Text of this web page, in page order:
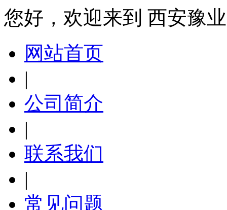
您好，欢迎来到 西安豫
网站首页
|
公司简介
|
联系我们
|
常见问题